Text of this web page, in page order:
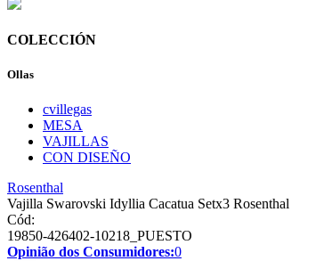
COLECCIÓN
Ollas
cvillegas
MESA
VAJILLAS
CON DISEÑO
Rosenthal
Vajilla Swarovski Idyllia Cacatua Setx3 Rosenthal
Cód:
19850-426402-10218_PUESTO
Opinião dos Consumidores:0